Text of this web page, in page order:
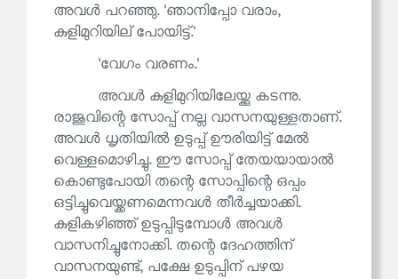
അവൾ പറഞ്ഞു. 'ഞാനിപ്പോ വരാം,
കുളിമുറിയില് പോയിട്ട്.'
'വേഗം വരണം.'
അവൾ കുളിമുറിയിലേയ്ക്കു കടന്നു.
രാജുവിന്റെ സോപ്പ് നല്ല വാസനയുള്ളതാണ്.
അവൾ ധൃതിയിൽ ഉടുപ്പ് ഊരിയിട്ട് മേൽ
വെള്ളമൊഴിച്ചു. ഈ സോപ്പ് തേയയായാൽ
കൊണ്ടുപോയി തന്റെ സോപ്പിന്റെ ഒപ്പം
ഒട്ടിച്ചുവെയ്ക്കണമെന്നവൾ തീർച്ചയാക്കി.
കുളികഴിഞ്ഞ് ഉടുപ്പിടുമ്പോൾ അവൾ
വാസനിച്ചുനോക്കി. തന്റെ ദേഹത്തിന്
വാസനയുണ്ട്, പക്ഷേ ഉടുപ്പിന് പഴയ